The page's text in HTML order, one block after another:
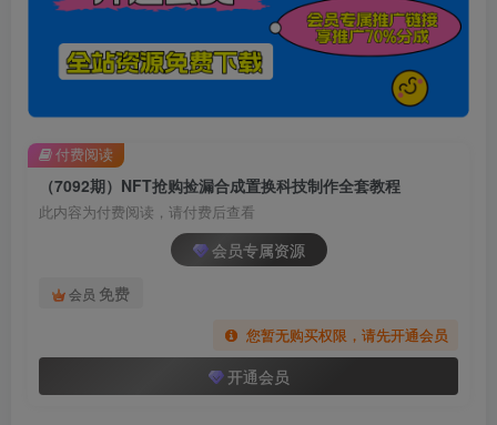
（7092期）NFT抢购捡漏合成置换科技制作全套教程
此内容为付费阅读，请付费后查看
会员专属资源
会员 免费
您暂无购买权限，请先开通会员
开通会员
付费阅读